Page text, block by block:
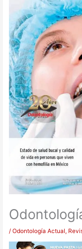
/Odontología Actual,